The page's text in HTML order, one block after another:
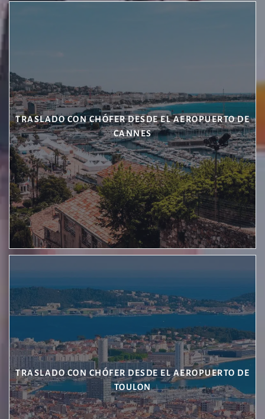
TRASLADO CON CHÓFER DESDE EL AEROPUERTO DE
CANNES
TRASLADO CON CHÓFER DESDE EL AEROPUERTO DE
TOULON